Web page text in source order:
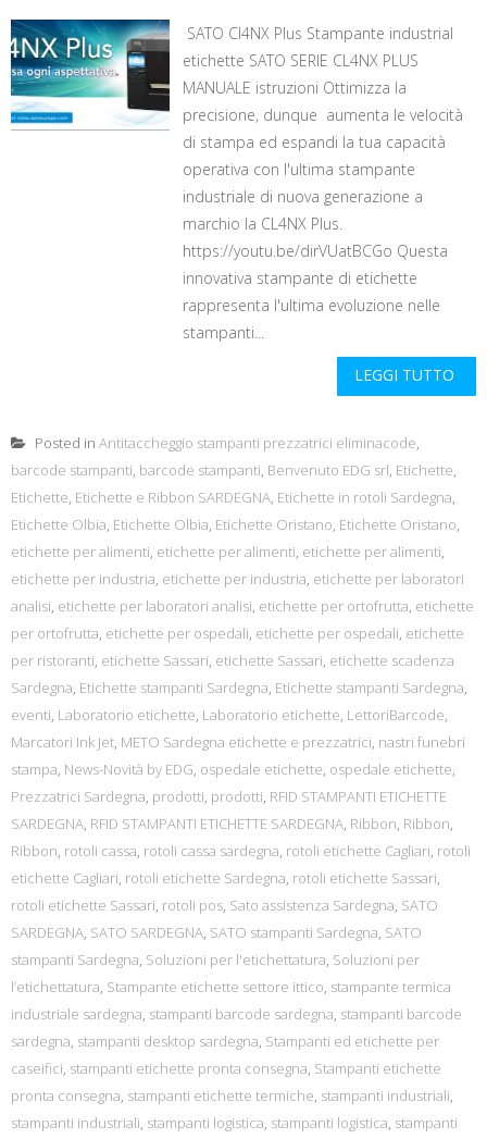
SATO Cl4NX Plus Stampante industrial
etichette SATO SERIE CL4NX PLUS
MANUALE istruzioni Ottimizza la
precisione, dunque aumenta le velocità
di stampa ed espandi la tua capacità
operativa con l'ultima stampante
industriale di nuova generazione a
marchio la CL4NX Plus.
https://youtu.be/dirVUatBCGo Questa
innovativa stampante di etichette
rappresenta l'ultima evoluzione nelle
stampanti...
LEGGI TUTTO
Posted in Antitaccheggio stampanti prezzatrici eliminacode,
barcode stampanti, barcode stampanti, Benvenuto EDG srl, Etichette,
Etichette, Etichette e Ribbon SARDEGNA, Etichette in rotoli Sardegna,
Etichette Olbia, Etichette Olbia, Etichette Oristano, Etichette Oristano,
etichette per alimenti, etichette per alimenti, etichette per alimenti,
etichette per industria, etichette per industria, etichette per laboratori
analisi, etichette per laboratori analisi, etichette per ortofrutta, etichette
per ortofrutta, etichette per ospedali, etichette per ospedali, etichette
per ristoranti, etichette Sassari, etichette Sassari, etichette scadenza
Sardegna, Etichette stampanti Sardegna, Etichette stampanti Sardegna,
eventi, Laboratorio etichette, Laboratorio etichette, LettoriBarcode,
Marcatori Ink Jet, METO Sardegna etichette e prezzatrici, nastri funebri
stampa, News-Novità by EDG, ospedale etichette, ospedale etichette,
Prezzatrici Sardegna, prodotti, prodotti, RFID STAMPANTI ETICHETTE
SARDEGNA, RFID STAMPANTI ETICHETTE SARDEGNA, Ribbon, Ribbon,
Ribbon, rotoli cassa, rotoli cassa sardegna, rotoli etichette Cagliari, rotoli
etichette Cagliari, rotoli etichette Sardegna, rotoli etichette Sassari,
rotoli etichette Sassari, rotoli pos, Sato assistenza Sardegna, SATO
SARDEGNA, SATO SARDEGNA, SATO stampanti Sardegna, SATO
stampanti Sardegna, Soluzioni per l'etichettatura, Soluzioni per
l’etichettatura, Stampante etichette settore ittico, stampante termica
industriale sardegna, stampanti barcode sardegna, stampanti barcode
sardegna, stampanti desktop sardegna, Stampanti ed etichette per
caseifici, stampanti etichette pronta consegna, Stampanti etichette
pronta consegna, stampanti etichette termiche, stampanti industriali,
stampanti industriali, stampanti logistica, stampanti logistica, stampanti